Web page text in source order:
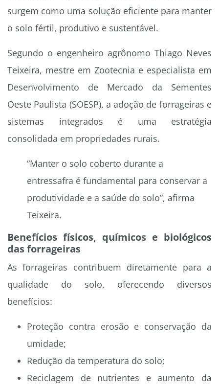
surgem como uma solução eficiente para manter
o solo fértil, produtivo e sustentável.
Segundo o engenheiro agrônomo Thiago Neves
Teixeira, mestre em Zootecnia e especialista em
Desenvolvimento de Mercado da Sementes
Oeste Paulista (SOESP), a adoção de forrageiras e
sistemas integrados é uma estratégia
consolidada em propriedades rurais.
“Manter o solo coberto durante a
entressafra é fundamental para conservar a
produtividade e a saúde do solo”, afirma
Teixeira.
Benefícios físicos, químicos e biológicos
das forrageiras
As forrageiras contribuem diretamente para a
qualidade do solo, oferecendo diversos
benefícios:
Proteção contra erosão e conservação da
umidade;
Redução da temperatura do solo;
Reciclagem de nutrientes e aumento da